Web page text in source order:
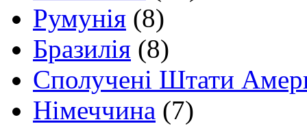
Румунія (8)
Бразилія (8)
Сполучені Штати
Німеччина (7)